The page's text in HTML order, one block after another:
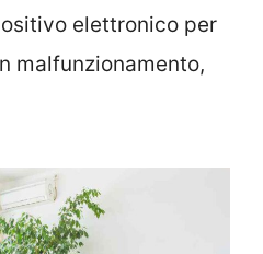
elettronico per
malfunzionamento,